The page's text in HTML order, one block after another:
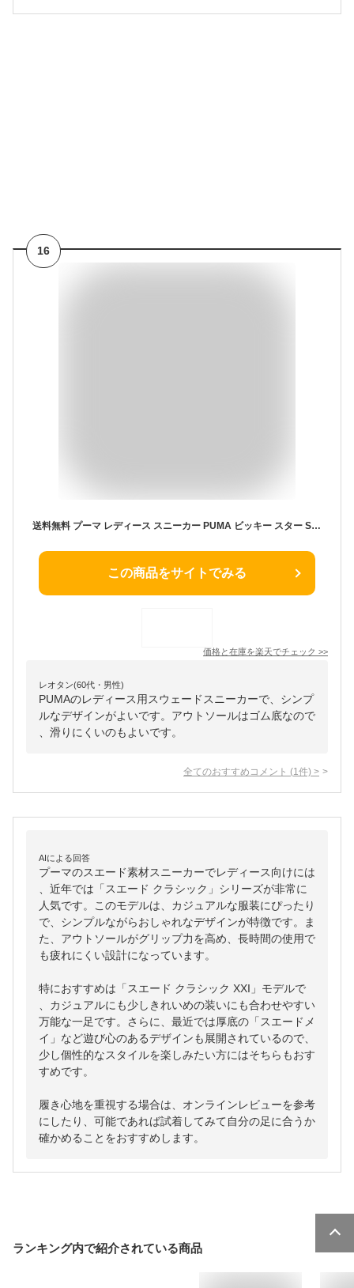
16
送料無料 プーマ レディース スニーカー PUMA ビッキー スター SD ローカット スウェード シューズ 靴 403507
この商品をサイトでみる
価格と在庫を楽天でチェック >>
レオタン(60代・男性)
PUMAのレディース用スウェードスニーカーで、シンプ
ルなデザインがよいです。アウトソールはゴム底なので
、滑りにくいのもよいです。
全てのおすすめコメント (1 件) >
AIによる回答
プーマのスエード素材スニーカーでレディース向けには
、近年では「スエード クラシック」シリーズが非常に
人気です。このモデルは、カジュアルな服装にぴったり
で、シンプルながらおしゃれなデザインが特徴です。ま
た、アウトソールがグリップ力を高め、長時間の使用で
も疲れにくい設計になっています。
特におすすめは「スエード クラシック XXI」モデルで
、カジュアルにも少しきれいめの装いにも合わせやすい
万能な一足です。さらに、最近では厚底の「スエードメ
イ」など遊び心のあるデザインも展開されているので、
少し個性的なスタイルを楽しみたい方にはそちらもおす
すめです。
履き心地を重視する場合は、オンラインレビューを参考
にしたり、可能であれば試着してみて自分の足に合うか
確かめることをおすすめします。
ランキング内で紹介されている商品